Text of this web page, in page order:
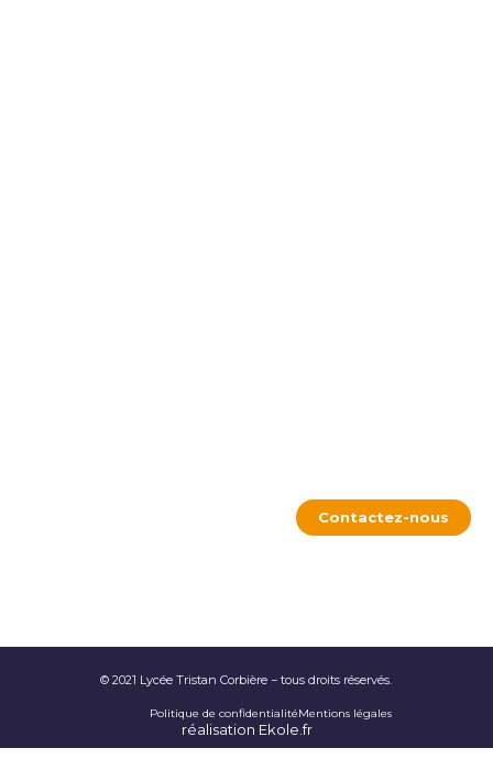
Contactez-nous
Politique de confidentialitéMentions légales
© 2021 Lycée Tristan Corbière − tous droits réservés.
réalisation Ekole.fr